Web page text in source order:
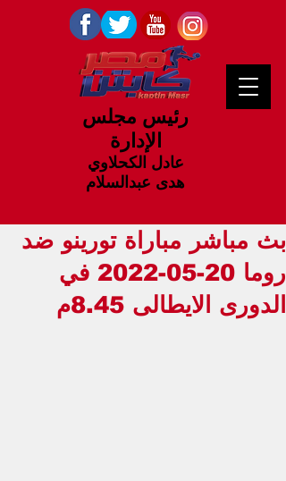
رئيس مجلس
الإدارة
عادل الكحلاوي
هدى عبدالسلام
بث مباشر مباراة تورينو ضد
روما 20-05-2022 في
الدورى الايطالى 8.45م